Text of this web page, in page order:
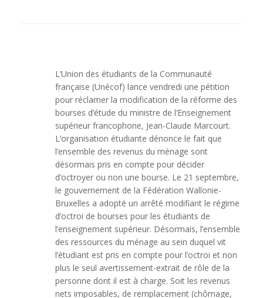
L’Union des étudiants de la Communauté
française (Unécof) lance vendredi une pétition
pour réclamer la modification de la réforme des
bourses d’étude du ministre de l’Enseignement
supérieur francophone, Jean-Claude Marcourt.
L’organisation étudiante dénonce le fait que
l’ensemble des revenus du ménage sont
désormais pris en compte pour décider
d’octroyer ou non une bourse. Le 21 septembre,
le gouvernement de la Fédération Wallonie-
Bruxelles a adopté un arrêté modifiant le régime
d’octroi de bourses pour les étudiants de
l’enseignement supérieur. Désormais, l’ensemble
des ressources du ménage au sein duquel vit
l’étudiant est pris en compte pour l’octroi et non
plus le seul avertissement-extrait de rôle de la
personne dont il est à charge. Soit les revenus
nets imposables, de remplacement (chômage,